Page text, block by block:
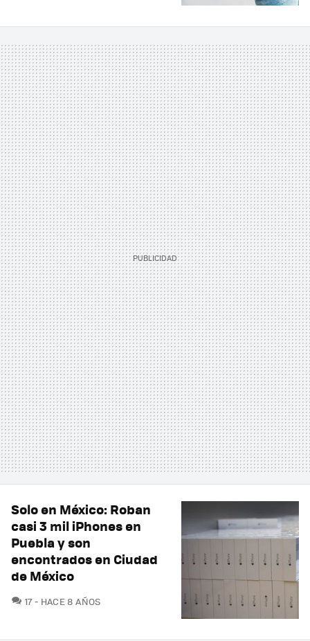
Solo en México: Roban
casi 3 mil iPhones en
Puebla y son
encontrados en Ciudad
de México
17COMENTARIOS
HACE 8 AÑOS